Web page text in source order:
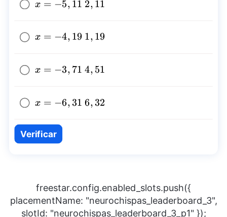
x=-5,11~2,11
x = −5, 11 2, 11
x=-4,19~1,19
x = −4, 19 1, 19
x=-3,71~4,51
x = −3, 71 4, 51
x=-6,31~6,32
x = −6,31 6,32
Verificar
freestar.config.enabled_slots.push({
placementName: "neurochispas_leaderboard_3",
slotId: "neurochispas_leaderboard_3_p1" });